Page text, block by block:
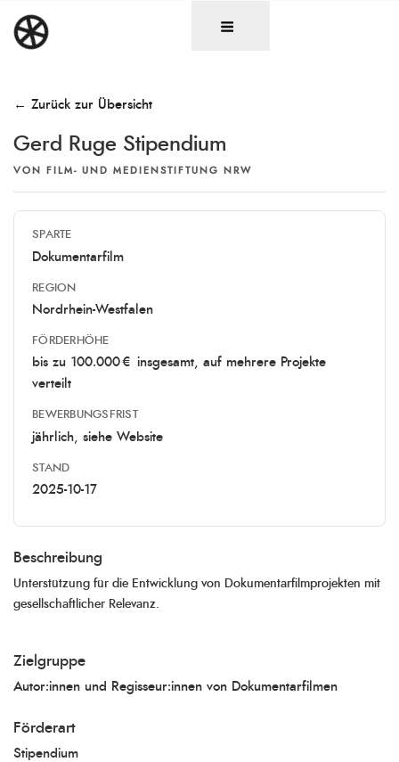
Inhalt
springen
← Zurück zur Übersicht
Gerd Ruge Stipendium
VON FILM- UND MEDIENSTIFTUNG NRW
SPARTE
Dokumentarfilm
REGION
Nordrhein-Westfalen
FÖRDERHÖHE
bis zu 100.000 € insgesamt, auf mehrere Projekte
verteilt
BEWERBUNGSFRIST
jährlich, siehe Website
STAND
2025-10-17
Beschreibung
Unterstützung für die Entwicklung von Dokumentarfilmprojekten mit
gesellschaftlicher Relevanz.
Zielgruppe
Autor:innen und Regisseur:innen von Dokumentarfilmen
Förderart
Stipendium